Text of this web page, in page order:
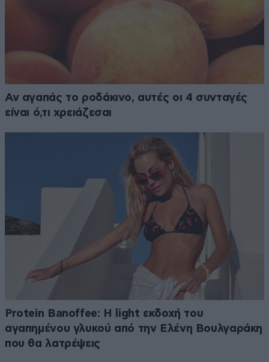
Αν αγαπάς το ροδάκινο, αυτές οι 4 συνταγές
είναι ό,τι χρειάζεσαι
Protein Banoffee: Η light εκδοχή του
αγαπημένου γλυκού από την Ελένη Βουλγαράκη
που θα λατρέψεις